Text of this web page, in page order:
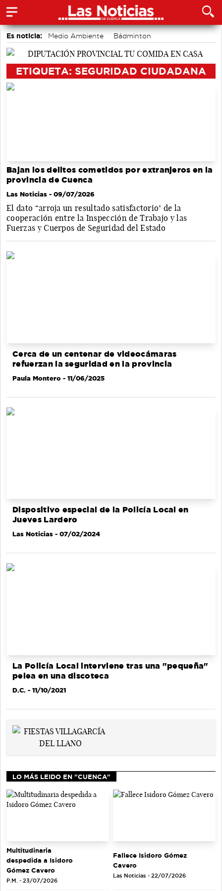
Es noticia: Medio Ambiente
Bádminton
Área de Deportes
Motor
ETIQUETA: SEGURIDAD CIUDADANA
Bajan los delitos cometidos por extranjeros en la
provincia de Cuenca
Las Noticias - 09/07/2026
El dato “arroja un resultado satisfactorio" de la
cooperación entre la Inspección de Trabajo y las
Fuerzas y Cuerpos de Seguridad del Estado
Cerca de un centenar de videocámaras
refuerzan la seguridad en la provincia
Paula Montero - 11/06/2025
Dispositivo especial de la Policía Local en
Jueves Lardero
Las Noticias - 07/02/2024
La Policía Local interviene tras una "pequeña"
pelea en una discoteca
D.C. - 11/10/2021
LO MÁS LEIDO EN "CUENCA"
Multitudinaria
despedida a Isidoro
Gómez Cavero
P.M. - 23/07/2026
Fallece Isidoro Gómez
Cavero
Las Noticias - 22/07/2026